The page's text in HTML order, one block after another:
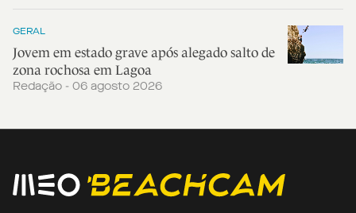
GERAL
Jovem em estado grave após alegado salto de
zona rochosa em Lagoa
Redação - 06 agosto 2026